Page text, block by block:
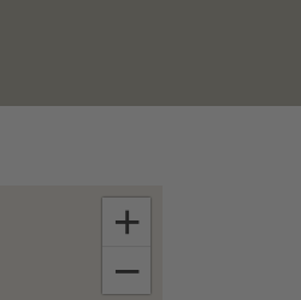
+
−